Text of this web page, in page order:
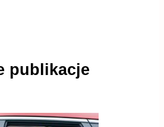
publikacje